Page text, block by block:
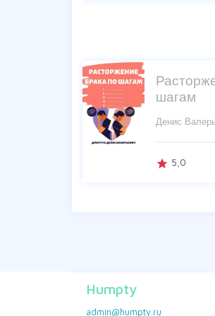
шагам
Денис
grade 5,0
Humpty
admin@humpty.ru